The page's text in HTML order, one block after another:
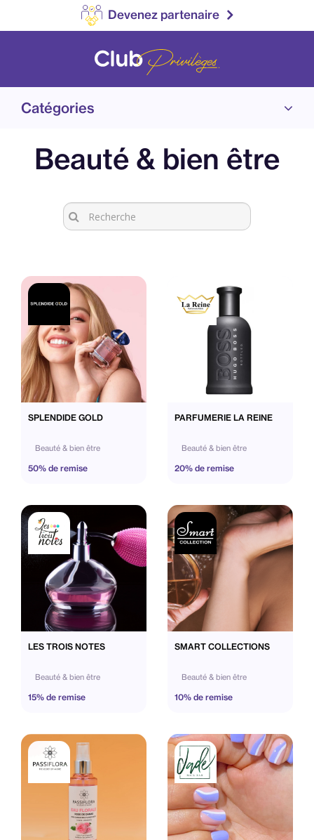
Devenez partenaire
Catégories
Beauté & bien être
SPLENDIDE GOLD
Beauté & bien être
50% de remise
PARFUMERIE LA REINE
Beauté & bien être
20% de remise
LES TROIS NOTES
Beauté & bien être
15% de remise
SMART COLLECTIONS
Beauté & bien être
10% de remise